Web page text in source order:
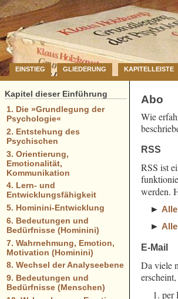
EINSTIEG GLIEDERUNG KAPITELLEISTE
Abo
Wie
RSS
RSS ist
werden.
E-Mail
Da viele
per
Kapitel dieser Einführung
1. Die »Grundlegung der
Psychologie«
2. Entstehung des
Psychischen
3. Orientierung,
Emotionalität,
Kommunikation
4. Lern- und
Entwicklungsfähigkeit
5. Hominini-Entwicklung
6. Bedeutungen und
Bedürfnisse (Hominini)
7. Wahrnehmung, Emotion,
Motivation (Hominini)
8. Wechsel der Analyseebene
9. Bedeutungen und
Bedürfnisse (Menschen)